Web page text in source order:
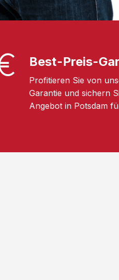
Best-Preis-
Profitieren Sie von
Garantie und sichern
Angebot in Potsdam